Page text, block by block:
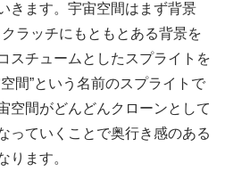
きます。宇宙空間はまず背景
ラッチにもともとある背景を
スチュームとしたスプライトを
間”という名前のスプライトで
空間がどんどんクローンとして
っていくことで奥行き感のある
ります。